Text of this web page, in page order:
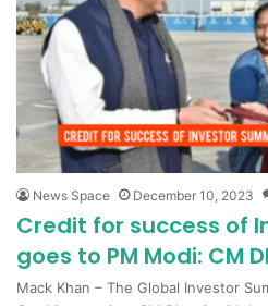
News Space December 10, 2023
Credit for success of
goes to PM Modi: CM
Mack Khan – The Global Investor